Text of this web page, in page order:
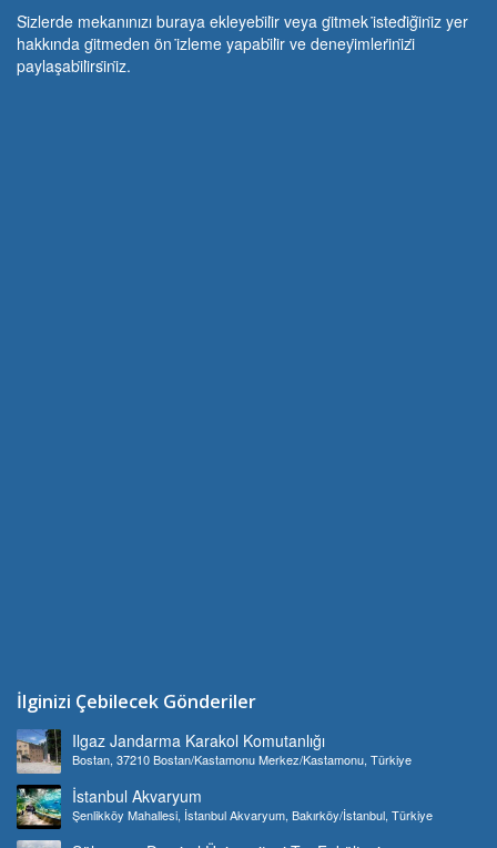
Si̇zlerde mekanınızı buraya ekleyebi̇li̇r veya gi̇tmek i̇stedi̇ği̇ni̇z yer
hakkında gi̇tmeden ön i̇zleme yapabi̇li̇r ve deneyi̇mleri̇ni̇zi̇
paylaşabi̇li̇rsi̇ni̇z.
İlginizi Çebilecek Gönderiler
Ilgaz Jandarma Karakol Komutanlığı
Bostan, 37210 Bostan/Kastamonu Merkez/Kastamonu, Türkiye
İstanbul Akvaryum
Şenlikköy Mahallesi, İstanbul Akvaryum, Bakırköy/İstanbul, Türkiye